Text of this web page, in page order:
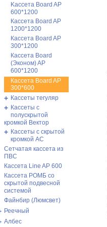
Kассета Board AP
600*1200
Кассетa Board AP
1200*1200
Кассетa Board AP
300*1200
Кассета Board
(Эконом) AP
600*1200
Кассета Board AP
300*600
+ Кассеты тегуляр
+ Кассеты с
полускрытой
кромкой Вектор
+ Кассеты с скрытой
кромкой AC
Сетчатая кассета из
ПВС
Кассета Line AP 600
Кассета РОМБ со
скрытой подвесной
системой
Файнбир (Люмсвет)
Реечный
Албес